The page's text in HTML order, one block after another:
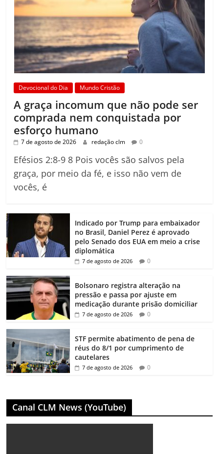
Devocional do Dia Mundo Cristão
A graça incomum que não pode ser
comprada nem conquistada por
esforço humano
7 de agosto de 2026 redação clm 0
Efésios 2:8-9 8 Pois vocês são salvos pela
graça, por meio da fé, e isso não vem de
vocês, é
Indicado por Trump para embaixador
no Brasil, Daniel Perez é aprovado
pelo Senado dos EUA em meio a crise
diplomática
7 de agosto de 2026 0
Bolsonaro registra alteração na
pressão e passa por ajuste em
medicação durante prisão domiciliar
7 de agosto de 2026 0
STF permite abatimento de pena de
réus do 8/1 por cumprimento de
cautelares
7 de agosto de 2026 0
Canal CLM News (YouTube)